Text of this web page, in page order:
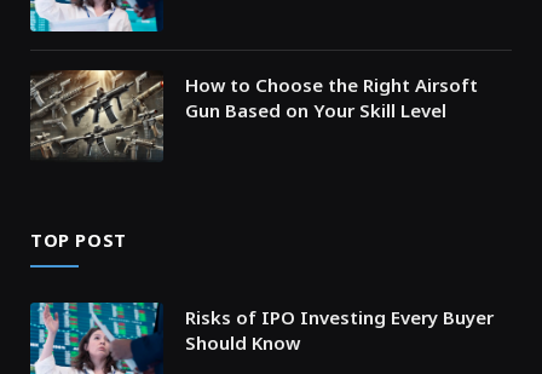
How to Choose the Right Airsoft
Gun Based on Your Skill Level
TOP POST
Risks of IPO Investing Every Buyer
Should Know